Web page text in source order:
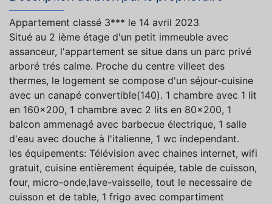
Appartement classé 3*** le 14 avril 2023
Situé au 2 ième étage d'un petit immeuble avec
assanceur, l'appartement se situe dans un parc privé
arboré trés calme. Proche du centre villeet des
thermes, le logement se compose d'un séjour-cuisine
avec un canapé convertible(140). 1 chambre avec 1 lit
en 160x200, 1 chambre avec 2 lits en 80x200, 1
balcon ammenagé avec barbecue électrique, 1 salle
d'eau avec douche à l'italienne, 1 wc independant.
les équipements: Télévision avec chaines internet, wifi
gratuit, cuisine entièrement équipée, table de cuisson,
four, micro-onde,lave-vaisselle, tout le necessaire de
cuisson et de table, 1 frigo avec compartiment